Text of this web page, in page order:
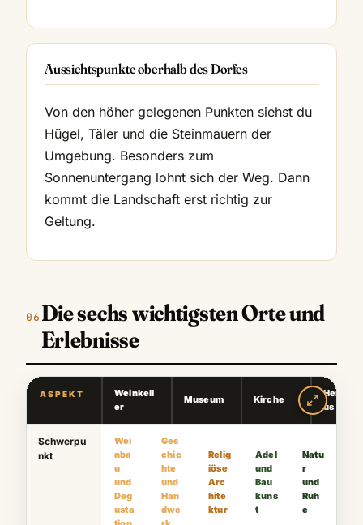
Aussichtspunkte oberhalb des Dorfes
Von den höher gelegenen Punkten siehst du
Hügel, Täler und die Steinmauern der
Umgebung. Besonders zum
Sonnenuntergang lohnt sich der Weg. Dann
kommt die Landschaft erst richtig zur
Geltung.
Die sechs wichtigsten Orte und
Erlebnisse
ASPEKT
Weinkell
er
Museum Kirche
us
Schwerpu
nkt
Wei
nba
u
und
Deg
usta
Ges
chic
hte
und
Han
dwe
Relig
iöse
Arc
hite
ktur
Adel
und
Bau
kuns
t
Natu
r
und
Ruh
e